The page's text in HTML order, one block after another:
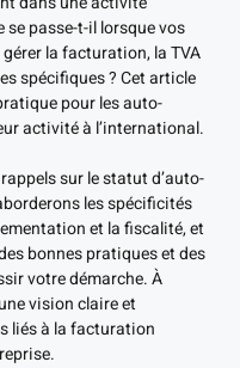
se passe-t-il lorsque vos
la facturation, la TVA
spécifiques ? Cet article
pour les auto-
activité à l’international.
sur le statut d’auto-
les spécificités
et la fiscalité, et
bonnes pratiques et des
votre démarche. À
vision claire et
liés à la facturation